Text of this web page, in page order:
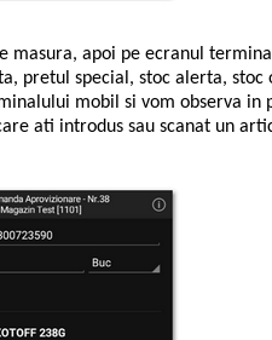
apoi pe ecranul
special, stoc alerta,
mobil si vom observa
ati introdus sau scanat un